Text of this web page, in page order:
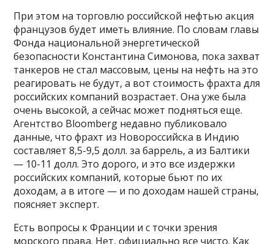
При этом на торговлю российской нефтью акция
французов будет иметь влияние. По словам главы
Фонда национальной энергетической
безопасности Константина Симонова, пока захват
танкеров не стал массовым, цены на нефть на это
реагировать не будут, а вот стоимость фрахта для
российских компаний возрастает. Она уже была
очень высокой, а сейчас может подняться еще.
Агентство Bloomberg недавно публиковало
данные, что фрахт из Новороссийска в Индию
составляет 8,5-9,5 долл. за баррель, а из Балтики
— 10-11 долл. Это дорого, и это все издержки
российских компаний, которые бьют по их
доходам, а в итоге — и по доходам нашей страны,
поясняет эксперт.
Есть вопросы к Франции и с точки зрения
морского права. Нет, официально все чисто. Как